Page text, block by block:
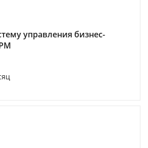
управления бизнес-